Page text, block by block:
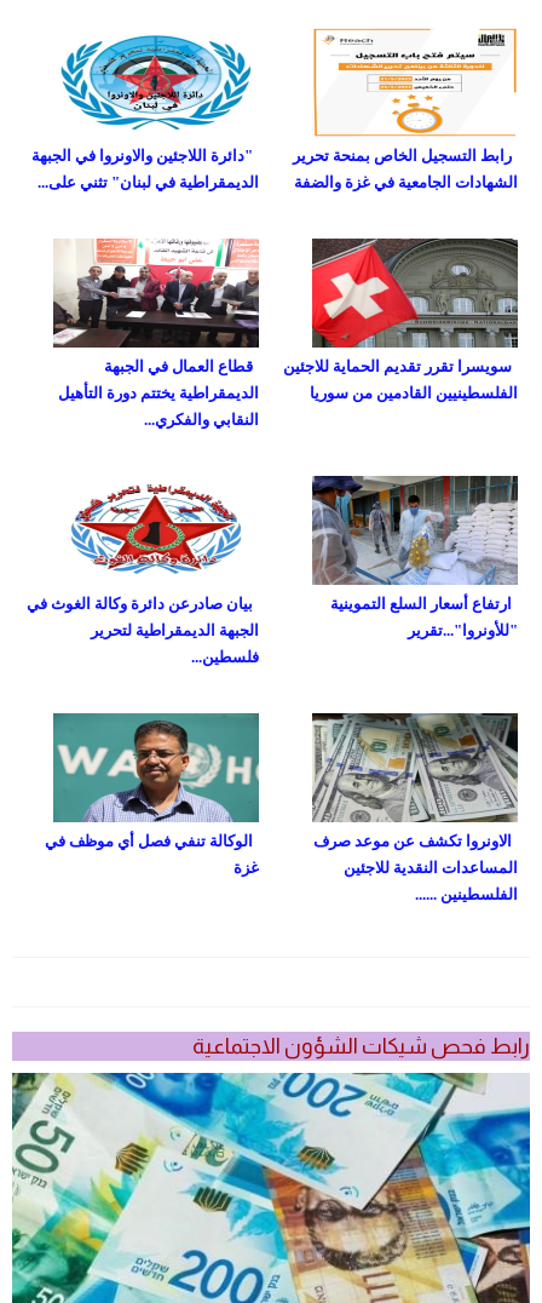
"دائرة اللاجئين والاونروا في الجبهة
الديمقراطية في لبنان" تثني على...
رابط التسجيل الخاص بمنحة تحرير
الشهادات الجامعية في غزة والضفة
قطاع العمال في الجبهة
الديمقراطية يختتم دورة التأهيل
النقابي والفكري...
سويسرا تقرر تقديم الحماية للاجئين
الفلسطينيين القادمين من سوريا
بيان صادرعن دائرة وكالة الغوث في
الجبهة الديمقراطية لتحرير
فلسطين...
ارتفاع أسعار السلع التموينية
"للأونروا"...تقرير
الوكالة تنفي فصل أي موظف في
غزة
الاونروا تكشف عن موعد صرف
المساعدات النقدية للاجئين
الفلسطينين ......
رابط فحص شيكات الشؤون الاجتماعية